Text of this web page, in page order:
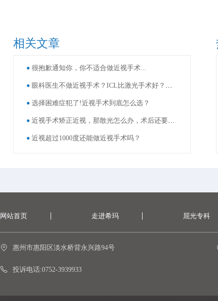
相关文章
很抱歉通知你，你不适合做近视手术...
眼科医生不做近视手术？ICL比激光手术好？这些近视手术谣言，别再信了！
选择困难症犯了!近视手术到底怎么选？
近视手术矫正近视，那散光怎么办，术后还要戴眼镜吗？
近视超过1000度还能做近视手术吗？
网站首页 走进希玛 屈光专科
惠州市惠阳区淡水桥背永兴路94号
投诉电话:0752-3939933